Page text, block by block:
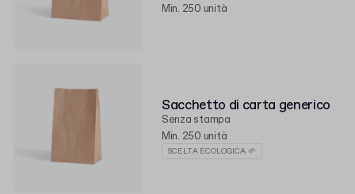
Min. 250 unità
Sacchetto di carta generico
Senza stampa
Min. 250 unità
SCELTA ECOLOGICA 🌱